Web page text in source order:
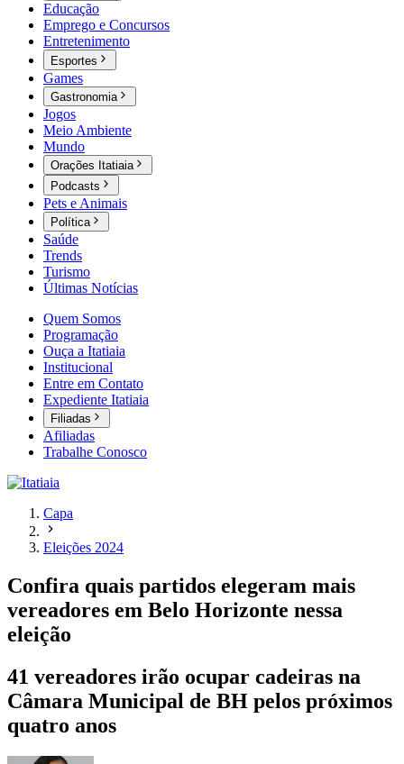
Educação
Emprego e Concursos
Entretenimento
Esportes
Games
Gastronomia
Jogos
Meio Ambiente
Mundo
Orações Itatiaia
Podcasts
Pets e Animais
Política
Saúde
Trends
Turismo
Últimas Notícias
Quem Somos
Programação
Ouça a Itatiaia
Institucional
Entre em Contato
Expediente Itatiaia
Filiadas
Afiliadas
Trabalhe Conosco
Capa
Eleições 2024
Confira quais partidos elegeram mais
vereadores em Belo Horizonte nessa
eleição
41 vereadores irão ocupar cadeiras na
Câmara Municipal de BH pelos próximos
quatro anos